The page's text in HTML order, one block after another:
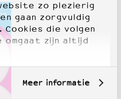
zo plezierig
gaan zorgvuldig
die volgen
omgaat zijn altijd
Meer informatie